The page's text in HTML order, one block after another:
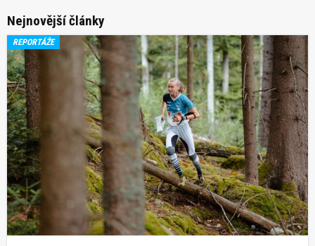
Nejnovější články
REPORTÁŽE